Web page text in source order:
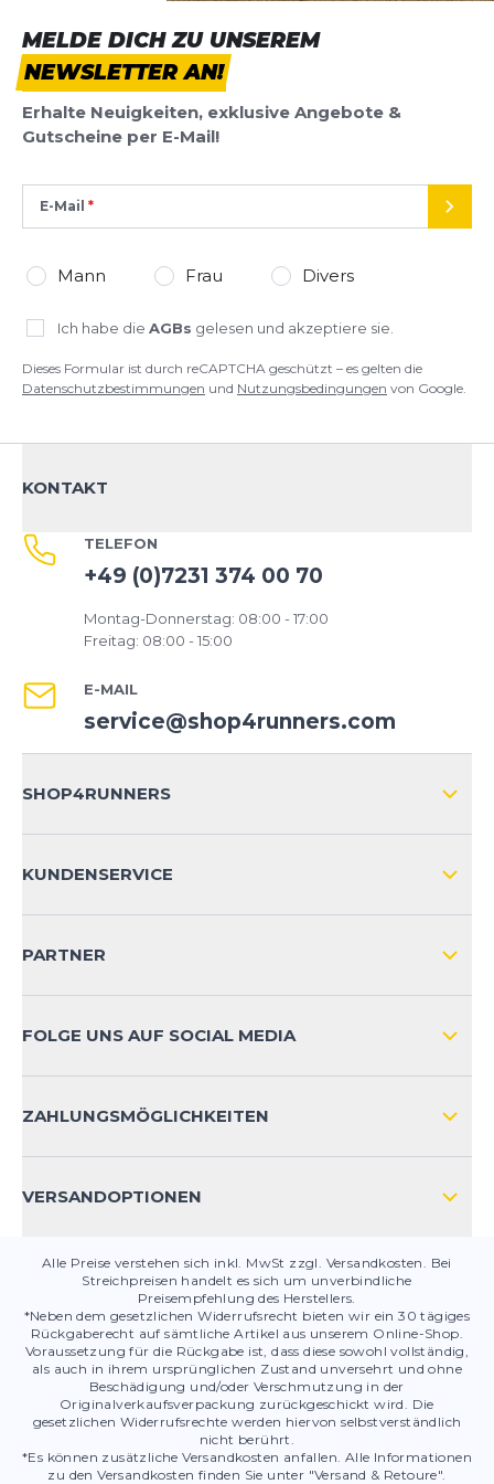
MELDE DICH ZU UNSEREM
NEWSLETTER AN!
Erhalte Neuigkeiten, exklusive Angebote &
Gutscheine per E-Mail!
E-Mail
Mann Frau Divers
Ich habe die AGBs gelesen und akzeptiere sie.
Dieses Formular ist durch reCAPTCHA geschützt – es gelten die
Datenschutzbestimmungen und Nutzungsbedingungen von Google.
KONTAKT
TELEFON
+49 (0)7231 374 00 70
Montag-Donnerstag: 08:00 - 17:00
Freitag: 08:00 - 15:00
E-MAIL
service@shop4runners.com
SHOP4RUNNERS
KUNDENSERVICE
KONTAKT
PRODUKTSICHERHEIT
PARTNER
FOLGE UNS AUF SOCIAL MEDIA
ZAHLUNGSMÖGLICHKEITEN
VERSANDOPTIONEN
Alle Preise verstehen sich inkl. MwSt zzgl. Versandkosten. Bei
Streichpreisen handelt es sich um unverbindliche
Preisempfehlung des Herstellers.
*Neben dem gesetzlichen Widerrufsrecht bieten wir ein 30 tägiges
Rückgaberecht auf sämtliche Artikel aus unserem Online-Shop.
Voraussetzung für die Rückgabe ist, dass diese sowohl vollständig,
als auch in ihrem ursprünglichen Zustand unversehrt und ohne
Beschädigung und/oder Verschmutzung in der
Originalverkaufsverpackung zurückgeschickt wird. Die
gesetzlichen Widerrufsrechte werden hiervon selbstverständlich
nicht berührt.
*Es können zusätzliche Versandkosten anfallen. Alle Informationen
zu den Versandkosten finden Sie unter "Versand & Retoure".